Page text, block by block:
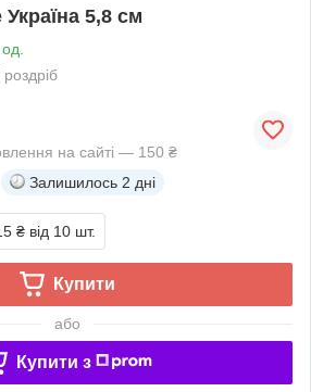
5,8 см
роздріб
на сайті — 150 ₴
Залишилось 2 дні
₴ від 10 шт.
Купити
або
Купити з